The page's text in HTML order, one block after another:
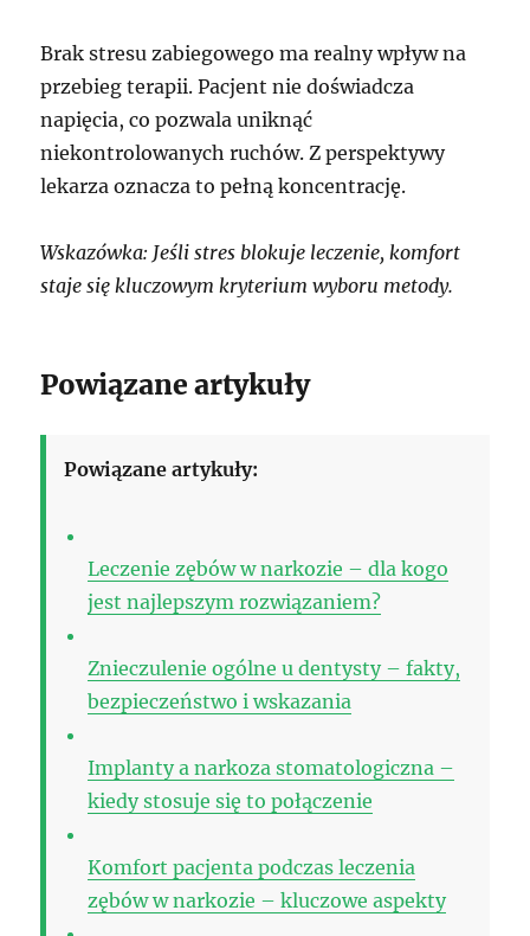
Brak stresu zabiegowego ma realny wpływ na
przebieg terapii. Pacjent nie doświadcza
napięcia, co pozwala uniknąć
niekontrolowanych ruchów. Z perspektywy
lekarza oznacza to pełną koncentrację.
Wskazówka: Jeśli stres blokuje leczenie, komfort
staje się kluczowym kryterium wyboru metody.
Powiązane artykuły
Powiązane artykuły:
Leczenie zębów w narkozie – dla kogo
jest najlepszym rozwiązaniem?
Znieczulenie ogólne u dentysty – fakty,
bezpieczeństwo i wskazania
Implanty a narkoza stomatologiczna –
kiedy stosuje się to połączenie
Komfort pacjenta podczas leczenia
zębów w narkozie – kluczowe aspekty